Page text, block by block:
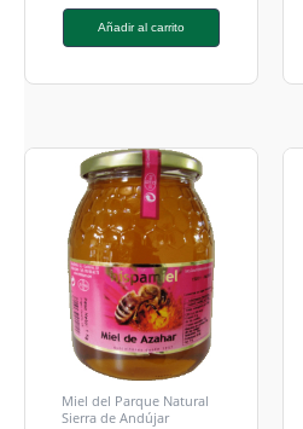
Añadir al carrito
Miel del Parque Natural
Sierra de Andújar